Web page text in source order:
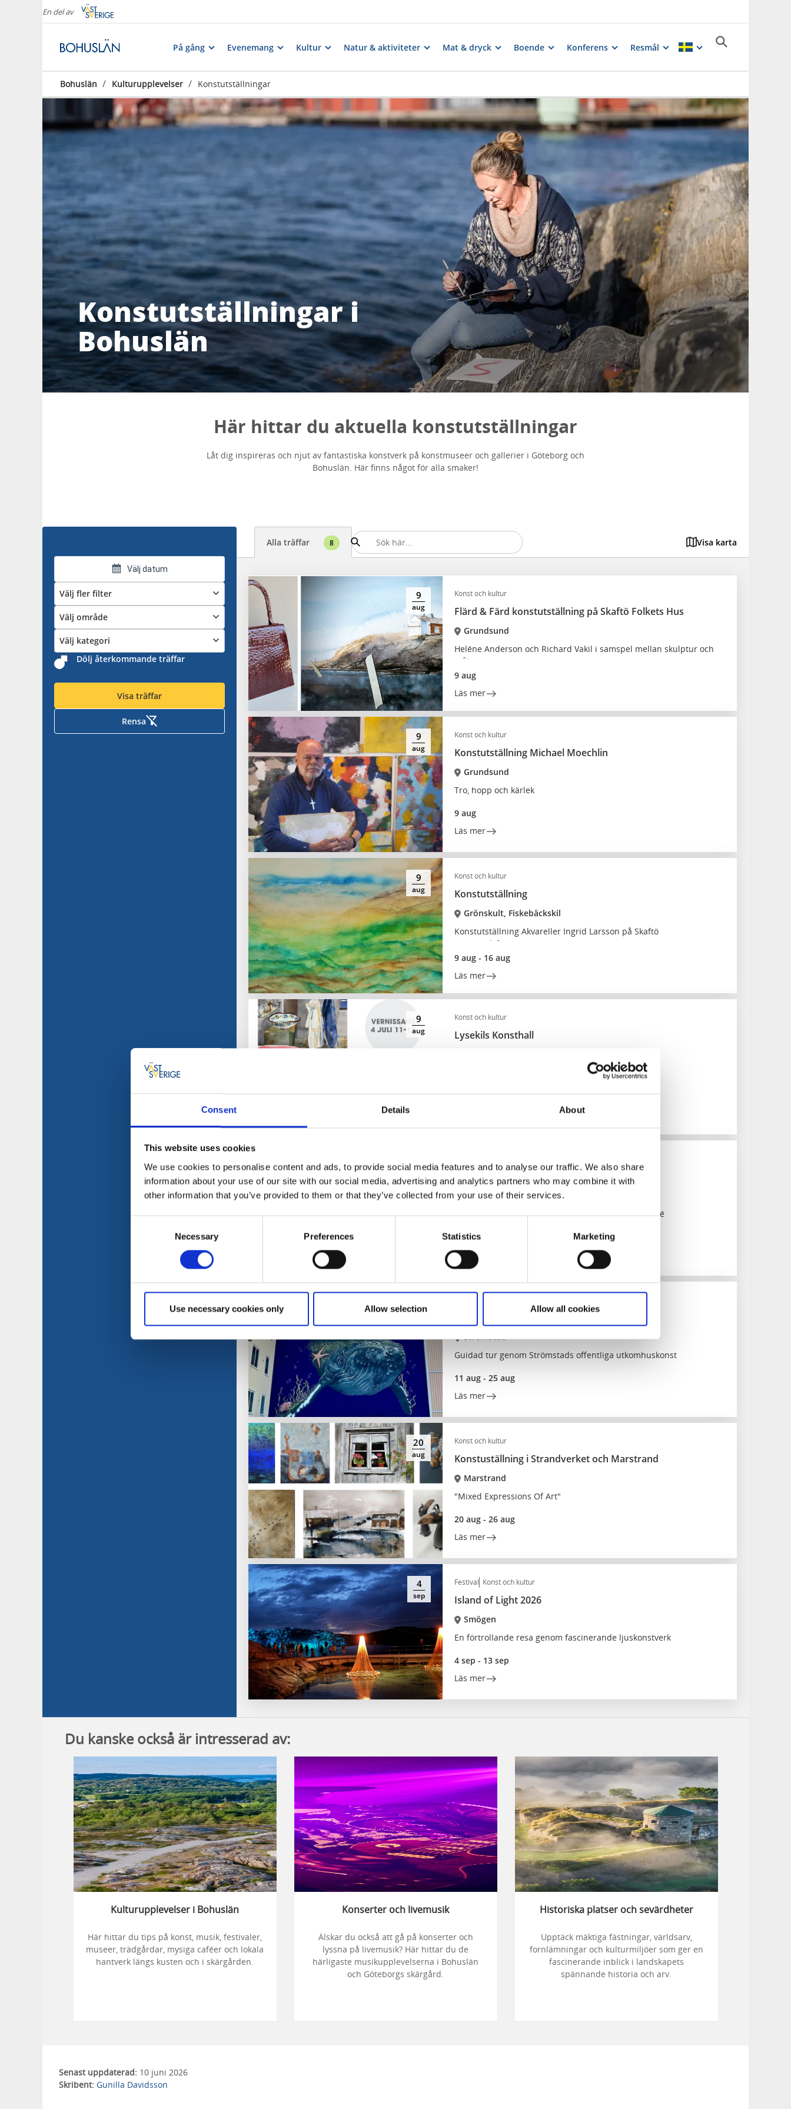
Consent Details About
This website uses cookies
We use cookies to personalise content and ads, to provide social media features and to analyse our traffic. We also share
information about your use of our site with our social media, advertising and analytics partners who may combine it with
other information that you’ve provided to them or that they’ve collected from your use of their services.
Necessary Preferences Statistics Marketing
Use necessary cookies only Allow selection Allow all cookies
En del av
På gång Evenemang Kultur Natur & aktiviteter Mat & dryck Boende Konferens Resmål
Bohuslän / Kulturupplevelser / Konstutställningar
Konstutställningar i
Bohuslän
Här hittar du aktuella konstutställningar
Låt dig inspireras och njut av fantastiska konstverk på konstmuseer och gallerier i Göteborg och
Bohuslän. Här finns något för alla smaker!
Välj datum
Välj fler filter
Välj område
Välj kategori
Dölj återkommande träffar
Visa träffar
Rensa
Alla träffar 8 Visa karta
9
aug
Konst och kultur
Flärd & Färd konstutställning på Skaftö Folkets Hus
Grundsund
Heléne Anderson och Richard Vakil i samspel mellan skulptur och
måleri
9 aug
Läs mer
9
aug
Konst och kultur
Konstutställning Michael Moechlin
Grundsund
Tro, hopp och kärlek
9 aug
Läs mer
9
aug
Konst och kultur
Konstutställning
Grönskult, Fiskebäckskil
Konstutställning Akvareller Ingrid Larsson på Skaftö
Hembygdsförenings museum
9 aug - 16 aug
Läs mer
9
aug
Konst och kultur
Lysekils Konsthall
Konstutställningar under sommaren & hösten 2026
9 aug - 19 dec
aug Konstcafé i Ellös Parken
Ellös Parken, Ellös
Välkommen till sommarens fjärde och sista konstcafé
9 aug
Läs mer
aug
Strömstad
Guidad tur genom Strömstads offentliga utkomhuskonst
11 aug - 25 aug
Läs mer
20
aug
Konst och kultur
Konstuställning i Strandverket och Marstrand
Marstrand
"Mixed Expressions Of Art"
20 aug - 26 aug
Läs mer
4
sep
Festival Konst och kultur
Island of Light 2026
Smögen
En förtrollande resa genom fascinerande ljuskonstverk
4 sep - 13 sep
Läs mer
Du kanske också är intresserad av:
Kulturupplevelser i Bohuslän
Här hittar du tips på konst, musik, festivaler,
museer, trädgårdar, mysiga caféer och lokala
hantverk längs kusten och i skärgården.
Konserter och livemusik
Älskar du också att gå på konserter och
lyssna på livemusik? Här hittar du de
härligaste musikupplevelserna i Bohuslän
och Göteborgs skärgård.
Historiska platser och sevärdheter
Upptäck mäktiga fästningar, världsarv,
fornlämningar och kulturmiljöer som ger en
fascinerande inblick i landskapets
spännande historia och arv.
Senast uppdaterad: 10 juni 2026
Skribent: Gunilla Davidsson